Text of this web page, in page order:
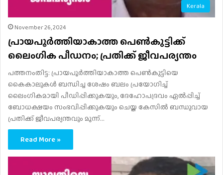
Kerala
November 26, 2024
പ്രായപൂർത്തിയാകാത്ത പെൺകുട്ടിക്ക്
ലൈംഗിക പീഡനം; പ്രതിക്ക് ജീവപര്യന്തം
പത്തനംതിട്ട: പ്രായപൂര്‍ത്തിയാകാത്ത പെണ്‍കുട്ടിയെ
കൈകാലുകള്‍ ബന്ധിച്ച ശേഷം ബലം പ്രയോഗിച്ച്
ലൈംഗികമായി പീഡിപ്പിക്കുകയും, ദേഹോപദ്രവം ഏല്‍പ്പിച്ച്
ബോധക്ഷയം സംഭവിപ്പിക്കുകയും ചെയ്ത കേസില്‍ ബന്ധുവായ
പ്രതിക്ക് ജീവപര്യന്തവും മൂന്ന്…
Read More »